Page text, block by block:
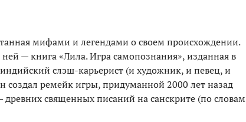
мифами и легендами о своем происхождении.
— книга «Лила. Игра самопознания», изданная в
слэш-карьерист (и художник, и певец, и
ремейк игры, придуманной 2000 лет назад
священных писаний на санскрите (по словам